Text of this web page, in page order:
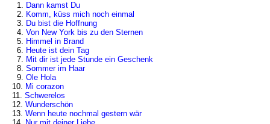
1. Dann kamst Du
2. Komm, küss mich noch einmal
3. Du bist die Hoffnung
4. Von New York bis zu den Sternen
5. Himmel in Brand
6. Heute ist dein Tag
7. Mit dir ist jede Stunde ein Geschenk
8. Sommer im Haar
9. Ole Hola
10. Mi corazon
11. Schwerelos
12. Wunderschön
13. Wenn heute nochmal gestern wär